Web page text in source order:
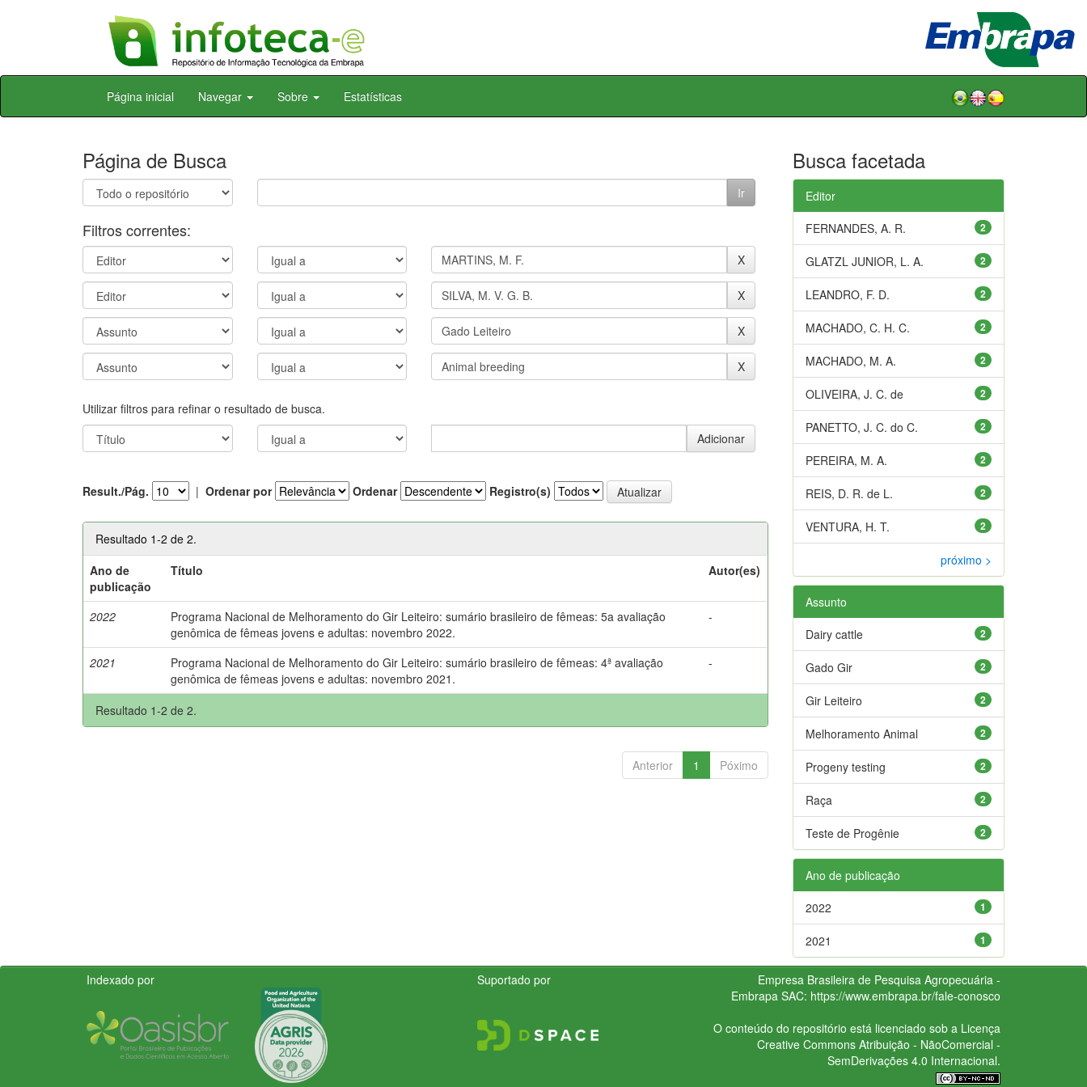
Skip
Página inicial Navegar Sobre Estatísticas
Página de Busca
Filtros correntes:
Utilizar filtros para refinar o resultado de busca.
Result./Pág. | Ordenar por Ordenar Registro(s)
Resultado 1-2 de 2.
Ano de
publicação
Título Autor(es)
2022
Programa Nacional de Melhoramento do Gir Leiteiro: sumário brasileiro de fêmeas: 5a avaliação
genômica de fêmeas jovens e adultas: novembro 2022.
-
2021
Programa Nacional de Melhoramento do Gir Leiteiro: sumário brasileiro de fêmeas: 4ª avaliação
genômica de fêmeas jovens e adultas: novembro 2021.
-
Resultado 1-2 de 2.
Anterior 1 Póximo
Busca facetada
Editor
2
FERNANDES, A. R.
2
GLATZL JUNIOR, L. A.
2
LEANDRO, F. D.
2
MACHADO, C. H. C.
2
MACHADO, M. A.
2
OLIVEIRA, J. C. de
2
PANETTO, J. C. do C.
2
PEREIRA, M. A.
2
REIS, D. R. de L.
2
VENTURA, H. T.
próximo >
Assunto
2
Dairy cattle
2
Gado Gir
2
Gir Leiteiro
2
Melhoramento Animal
2
Progeny testing
2
Raça
2
Teste de Progênie
Ano de publicação
1
2022
1
2021
Indexado por Suportado por
Empresa Brasileira de Pesquisa Agropecuária -
Embrapa SAC: https://www.embrapa.br/fale-conosco
O conteúdo do repositório está licenciado sob a Licença
Creative CommonsAtribuição - NãoComercial -
SemDerivações 4.0 Internacional.